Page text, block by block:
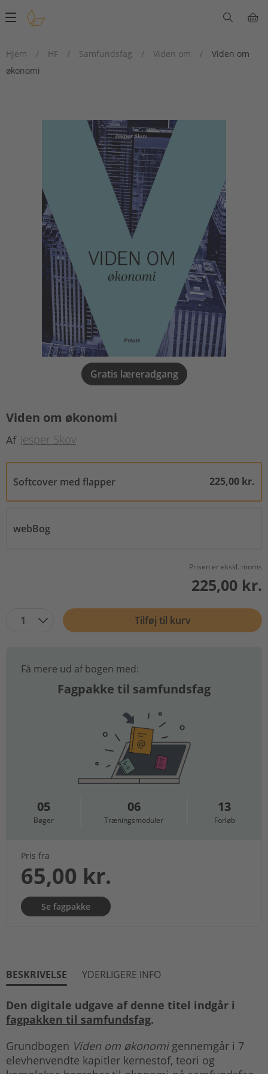
Main
Hjem
/ HF / Samfundsfag / Viden om /
Viden om
økonomi
Gratis læreradgang
Viden om økonomi
Af Jesper Skov
Softcover med flapper 225,00 kr.
webBog
Prisen er ekskl. moms
225,00 kr.
1 Tilføj til kurv
Få mere ud af bogen med:
Fagpakke til samfundsfag
05
Bøger
06
Træningsmoduler
13
Forløb
Pris fra
65,00 kr.
Se fagpakke
BESKRIVELSE YDERLIGERE INFO
Den digitale udgave af denne titel indgår i
fagpakken til samfundsfag.
Grundbogen Viden om økonomigennemgår i 7
elevhenvendte kapitler kernestof, teori og